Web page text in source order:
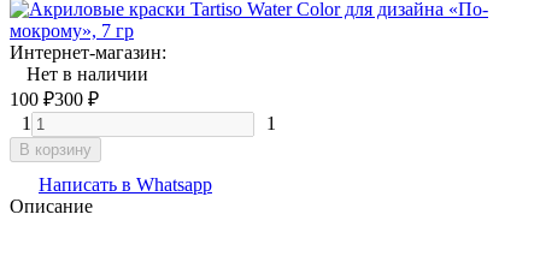
Интернет-магазин:
Нет в наличии
100 ₽300 ₽
1
1
В корзину
Написать в Whatsapp
Описание